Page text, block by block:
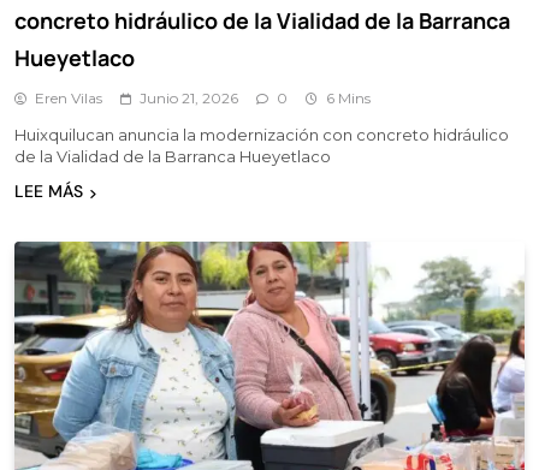
concreto hidráulico de la Vialidad de la Barranca
Hueyetlaco
Eren Vilas Junio 21, 2026 0 6 Mins
Huixquilucan anuncia la modernización con concreto hidráulico
de la Vialidad de la Barranca Hueyetlaco
LEE MÁS